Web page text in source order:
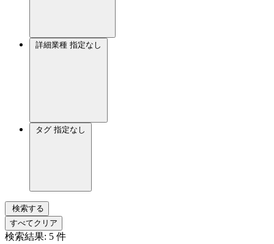
詳細業種 指定なし
タグ 指定なし
検索する
すべてクリア
検索結果: 5 件